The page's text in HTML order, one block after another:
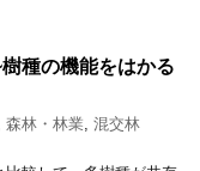
種の機能をはかる
森林・林業 混交林